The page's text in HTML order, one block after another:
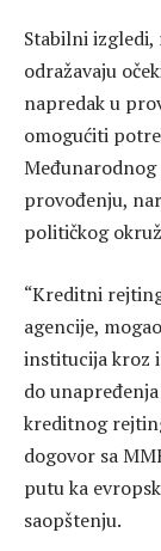
Stabilni izgledi,
odražavaju
napredak u
omogućiti
provođenju,
političkog
“Kreditni
agencije,
institucija kroz
do
kreditnog
dogovor sa
putu ka
saopštenju.